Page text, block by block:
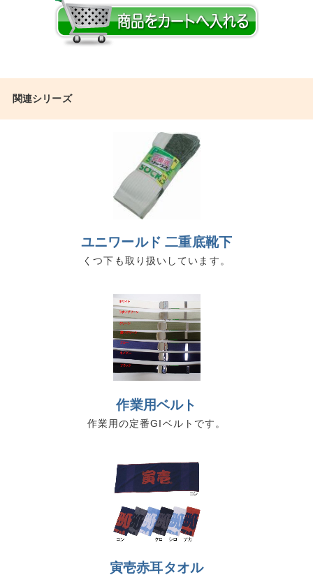
関連シリーズ
ユニワールド 二重底靴下
くつ下も取り扱いしています。
作業用ベルト
作業用の定番GIベルトです。
寅壱赤耳タオル